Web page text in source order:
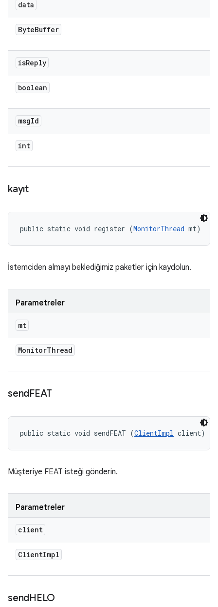
data
ByteBuffer
isReply
boolean
msgId
int
kayıt
public static void register (MonitorThread mt)
İstemciden almayı beklediğimiz paketler için kaydolun.
Parametreler
mt
MonitorThread
sendFEAT
public static void sendFEAT (ClientImpl client)
Müşteriye FEAT isteği gönderin.
Parametreler
client
ClientImpl
sendHELO